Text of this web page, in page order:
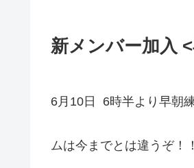
新メンバー加入
6月10日 6時半より早朝
新メン
ムは今までとは違うぞ！